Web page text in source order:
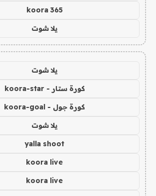
koora 365
يلا شوت
يلا شوت
كورة ستار - koora-star
كورة جول - koora-goal
يلا شوت
yalla shoot
koora live
koora live